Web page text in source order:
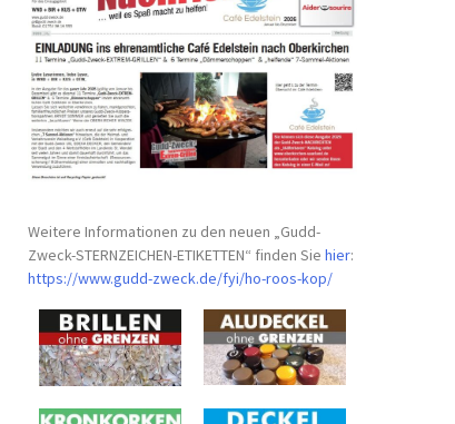
Weitere Informationen zu den neuen „Gudd-
Zweck-STERNZEICHEN-ETIKETTEN“ finden Siehier:
https://www.gudd-zweck.de/fyi/ho-roos-kop/